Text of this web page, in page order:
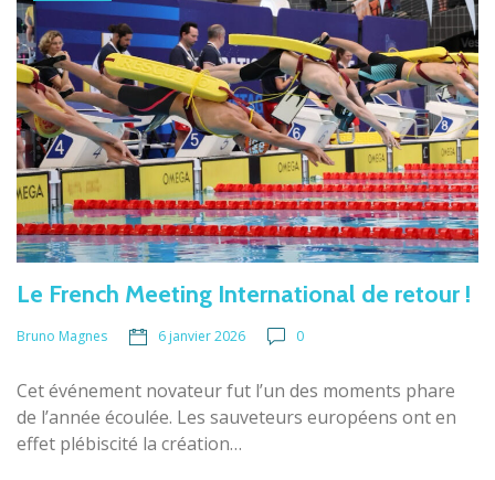
Le French Meeting International de retour !
Bruno Magnes 6 janvier 2026 0
Cet événement novateur fut l’un des moments phare
de l’année écoulée. Les sauveteurs européens ont en
effet plébiscité la création…